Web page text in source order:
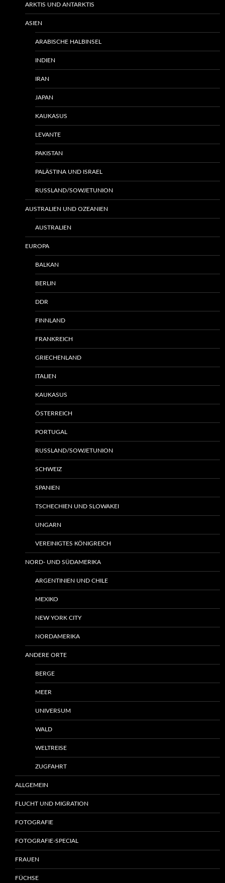
ARKTIS UND ANTARKTIS
ASIEN
ARABISCHE HALBINSEL
INDIEN
IRAN
JAPAN
KAUKASUS
LEVANTE
PAKISTAN
PALÄSTINA UND ISRAEL
RUSSLAND/SOWJETUNION
AUSTRALIEN UND OZEANIEN
AUSTRALIEN
EUROPA
BALKAN
BERLIN
DDR
FINNLAND
FRANKREICH
GRIECHENLAND
ITALIEN
KAUKASUS
ÖSTERREICH
PORTUGAL
RUSSLAND/SOWJETUNION
SCHWEIZ
SPANIEN
TSCHECHIEN UND SLOWAKEI
UNGARN
VEREINIGTES KÖNIGREICH
NORD- UND SÜDAMERIKA
ARGENTINIEN UND CHILE
MEXIKO
NEW YORK CITY
NORDAMERIKA
ANDERE ORTE
BERGE
MEER
UNIVERSUM
WALD
WELTREISE
ZUGFAHRT
ALLGEMEIN
FLUCHT UND MIGRATION
FOTOGRAFIE
FOTOGRAFIE-SPECIAL
FRAUEN
FÜCHSE